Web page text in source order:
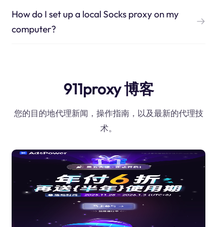
How do I set up a local Socks proxy on my
computer?
911proxy 博客
您的目的地代理新闻，操作指南，以及最新的代理技
术。